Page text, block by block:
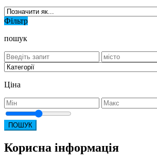
Фільтр
пошук
Ціна
ПОШУК
Корисна інформація